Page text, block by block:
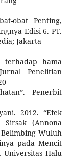
obat Penting,
Edisi 6. PT.
Jakarta
terhadap hama
Penelitian
Penerbit
2012. “Efek
(Annona
Wuluh
pada Mencit
Universitas Halu